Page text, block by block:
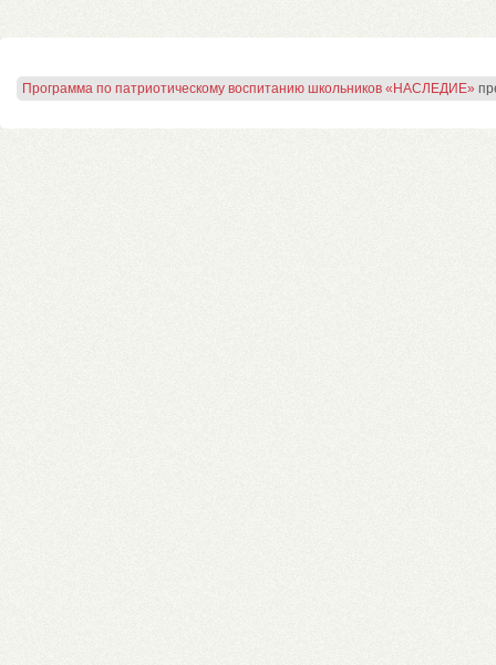
Программа по патриотическому воспитанию школьников «НАСЛЕДИЕ»